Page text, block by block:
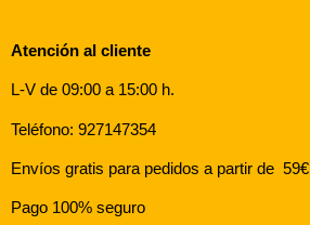
Atención al cliente
L-V de 09:00 a 15:00 h.
Teléfono: 927147354
Envíos gratis para pedidos a partir de 59€
Pago 100% seguro